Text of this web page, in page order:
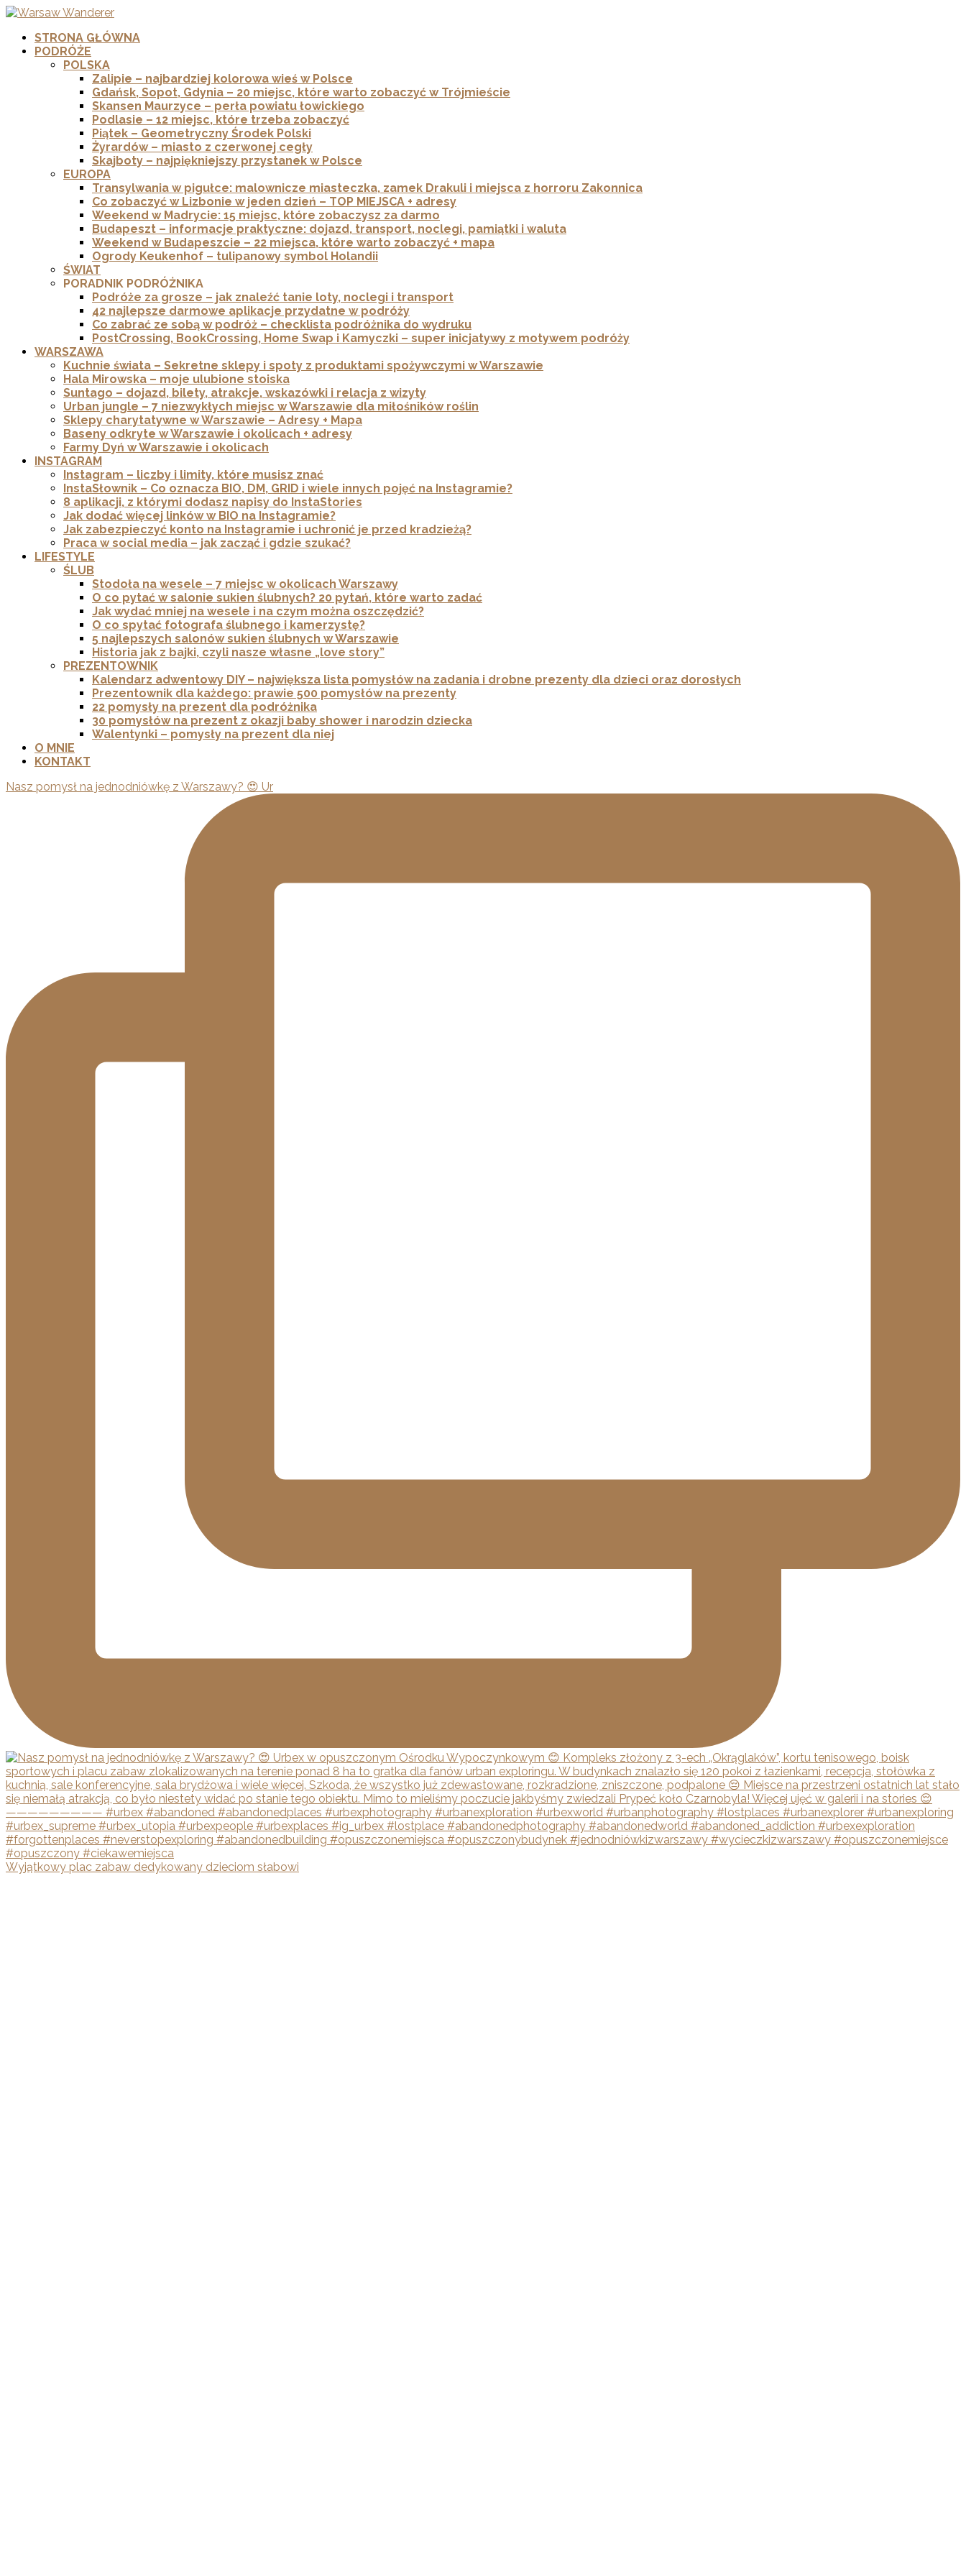
STRONA GŁÓWNA
PODRÓŻE
POLSKA
Zalipie – najbardziej kolorowa wieś w Polsce
Gdańsk, Sopot, Gdynia – 20 miejsc, które warto zobaczyć w Trójmieście
Skansen Maurzyce – perła powiatu łowickiego
Podlasie – 12 miejsc, które trzeba zobaczyć
Piątek – Geometryczny Środek Polski
Żyrardów – miasto z czerwonej cegły
Skajboty – najpiękniejszy przystanek w Polsce
EUROPA
Transylwania w pigułce: malownicze miasteczka, zamek Drakuli i miejsca z horroru Zakonnica
Co zobaczyć w Lizbonie w jeden dzień – TOP MIEJSCA + adresy
Weekend w Madrycie: 15 miejsc, które zobaczysz za darmo
Budapeszt – informacje praktyczne: dojazd, transport, noclegi, pamiątki i waluta
Weekend w Budapeszcie – 22 miejsca, które warto zobaczyć + mapa
Ogrody Keukenhof – tulipanowy symbol Holandii
ŚWIAT
PORADNIK PODRÓŻNIKA
Podróże za grosze – jak znaleźć tanie loty, noclegi i transport
42 najlepsze darmowe aplikacje przydatne w podróży
Co zabrać ze sobą w podróż – checklista podróżnika do wydruku
PostCrossing, BookCrossing, Home Swap i Kamyczki – super inicjatywy z motywem podróży
WARSZAWA
Kuchnie świata – Sekretne sklepy i spoty z produktami spożywczymi w Warszawie
Hala Mirowska – moje ulubione stoiska
Suntago – dojazd, bilety, atrakcje, wskazówki i relacja z wizyty
Urban jungle – 7 niezwykłych miejsc w Warszawie dla miłośników roślin
Sklepy charytatywne w Warszawie – Adresy + Mapa
Baseny odkryte w Warszawie i okolicach + adresy
Farmy Dyń w Warszawie i okolicach
INSTAGRAM
Instagram – liczby i limity, które musisz znać
InstaSłownik – Co oznacza BIO, DM, GRID i wiele innych pojęć na Instagramie?
8 aplikacji, z którymi dodasz napisy do InstaStories
Jak dodać więcej linków w BIO na Instagramie?
Jak zabezpieczyć konto na Instagramie i uchronić je przed kradzieżą?
Praca w social media – jak zacząć i gdzie szukać?
LIFESTYLE
ŚLUB
Stodoła na wesele – 7 miejsc w okolicach Warszawy
O co pytać w salonie sukien ślubnych? 20 pytań, które warto zadać
Jak wydać mniej na wesele i na czym można oszczędzić?
O co spytać fotografa ślubnego i kamerzystę?
5 najlepszych salonów sukien ślubnych w Warszawie
Historia jak z bajki, czyli nasze własne „love story”
PREZENTOWNIK
Kalendarz adwentowy DIY – największa lista pomysłów na zadania i drobne prezenty dla dzieci oraz dorosłych
Prezentownik dla każdego: prawie 500 pomysłów na prezenty
22 pomysły na prezent dla podróżnika
30 pomysłów na prezent z okazji baby shower i narodzin dziecka
Walentynki – pomysły na prezent dla niej
O MNIE
KONTAKT
Nasz pomysł na jednodniówkę z Warszawy? 😍 Ur
Wyjątkowy plac zabaw dedykowany dzieciom słabowi